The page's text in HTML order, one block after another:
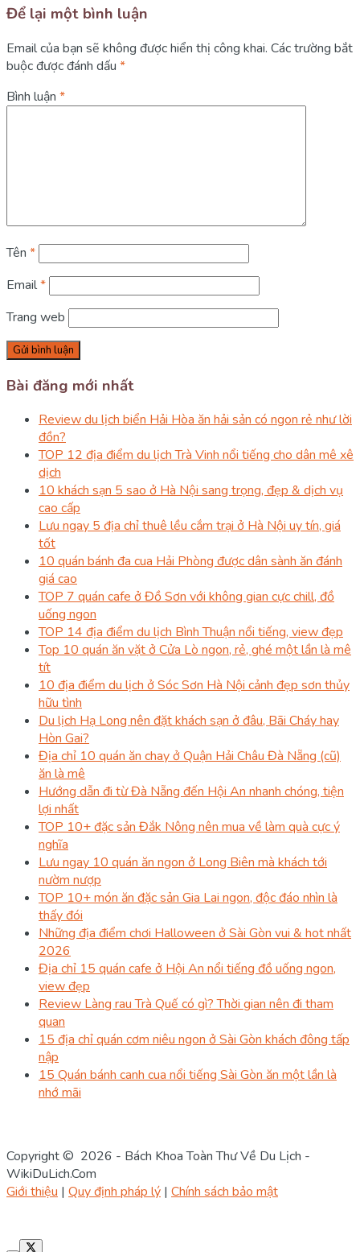
Để lại một bình luận
Email của bạn sẽ không được hiển thị công khai. Các trường bắt
buộc được đánh dấu *
Bình luận *
Tên *
Email*
Trang web
Bài đăng mới nhất
Review du lịch biển Hải Hòa ăn hải sản có ngon rẻ như lời
đồn?
TOP 12 địa điểm du lịch Trà Vinh nổi tiếng cho dân mê xê
dịch
10 khách sạn 5 sao ở Hà Nội sang trọng, đẹp & dịch vụ
cao cấp
Lưu ngay 5 địa chỉ thuê lều cắm trại ở Hà Nội uy tín, giá
tốt
10 quán bánh đa cua Hải Phòng được dân sành ăn đánh
giá cao
TOP 7 quán cafe ở Đồ Sơn với không gian cực chill, đồ
uống ngon
TOP 14 địa điểm du lịch Bình Thuận nổi tiếng, view đẹp
Top 10 quán ăn vặt ở Cửa Lò ngon, rẻ, ghé một lần là mê
tít
10 địa điểm du lịch ở Sóc Sơn Hà Nội cảnh đẹp sơn thủy
hữu tình
Du lịch Hạ Long nên đặt khách sạn ở đâu, Bãi Cháy hay
Hòn Gai?
Địa chỉ 10 quán ăn chay ở Quận Hải Châu Đà Nẵng (cũ)
ăn là mê
Hướng dẫn đi từ Đà Nẵng đến Hội An nhanh chóng, tiện
lợi nhất
TOP 10+ đặc sản Đắk Nông nên mua về làm quà cực ý
nghĩa
Lưu ngay 10 quán ăn ngon ở Long Biên mà khách tới
nườm nượp
TOP 10+ món ăn đặc sản Gia Lai ngon, độc đáo nhìn là
thấy đói
Những địa điểm chơi Halloween ở Sài Gòn vui & hot nhất
2026
Địa chỉ 15 quán cafe ở Hội An nổi tiếng đồ uống ngon,
view đẹp
Review Làng rau Trà Quế có gì? Thời gian nên đi tham
quan
15 địa chỉ quán cơm niêu ngon ở Sài Gòn khách đông tấp
nập
15 Quán bánh canh cua nổi tiếng Sài Gòn ăn một lần là
nhớ mãi
Copyright © 2026 - Bách Khoa Toàn Thư Về Du Lịch -
WikiDuLich.Com
Giới thiệu | Quy định pháp lý | Chính sách bảo mật